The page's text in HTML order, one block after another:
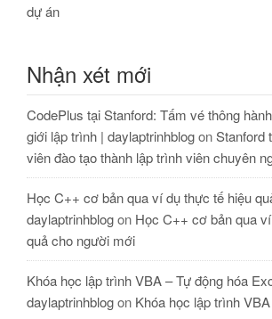
dự án
Nhận xét mới
CodePlus tại Stanford: Tấm vé thông
giới lập trình | daylaptrinhblogonStanford
viên đào tạo thành lập trình viên chuyên
Học C++ cơ bản qua ví dụ thực tế hiệu
daylaptrinhblogon Học C++ cơ bản qua
quả cho người mới
Khóa học lập trình VBA – Tự động hóa
daylaptrinhblogon Khóa học lập trình